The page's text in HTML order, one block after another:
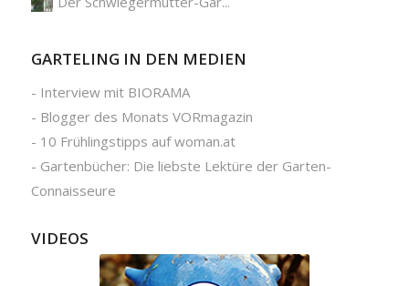
GARTELING IN DEN MEDIEN
- Interview mit BIORAMA
- Blogger des Monats VORmagazin
- 10 Frühlingstipps auf woman.at
- Gartenbücher: Die liebste Lektüre der Garten-
Connaisseure
VIDEOS